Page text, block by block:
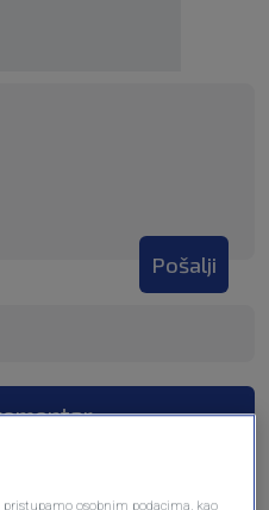
Pošalji
osobnim podacima, kao